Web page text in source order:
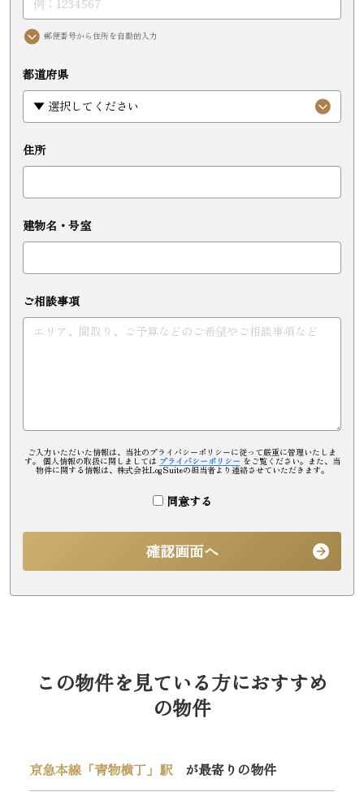
郵便番号から住所を自動的入力
都道府県
住所
建物名・号室
ご相談事項
ご入力いただいた情報は、当社のプライバシーポリシーに従って厳重に管理いたしま
す。 個人情報の取扱に関しましては プライバシーポリシー をご覧ください。また、当
物件に関する情報は、株式会社LogSuiteの担当者より連絡させていただきます。
同意する
確認画面へ
この物件を見ている方におすすめ
の物件
京急本線「青物横丁」駅が最寄りの物件